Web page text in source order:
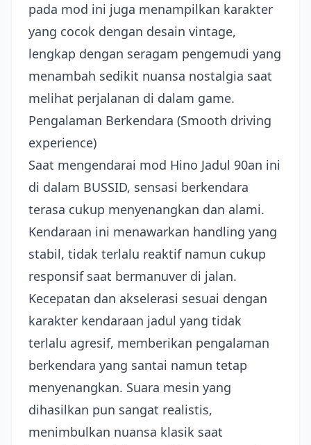
pada mod ini juga menampilkan karakter
yang cocok dengan desain vintage,
lengkap dengan seragam pengemudi yang
menambah sedikit nuansa nostalgia saat
melihat perjalanan di dalam game.
Pengalaman Berkendara (Smooth driving
experience)
Saat mengendarai mod Hino Jadul 90an ini
di dalam BUSSID, sensasi berkendara
terasa cukup menyenangkan dan alami.
Kendaraan ini menawarkan handling yang
stabil, tidak terlalu reaktif namun cukup
responsif saat bermanuver di jalan.
Kecepatan dan akselerasi sesuai dengan
karakter kendaraan jadul yang tidak
terlalu agresif, memberikan pengalaman
berkendara yang santai namun tetap
menyenangkan. Suara mesin yang
dihasilkan pun sangat realistis,
menimbulkan nuansa klasik saat